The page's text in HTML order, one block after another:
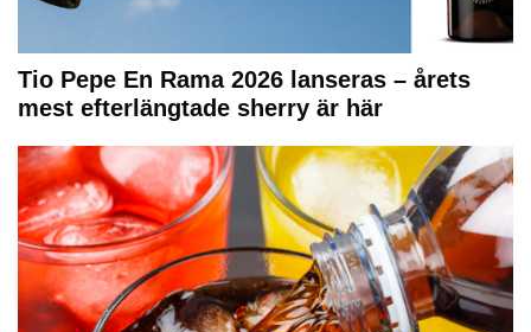
Tio Pepe En Rama 2026 lanseras – årets
mest efterlängtade sherry är här